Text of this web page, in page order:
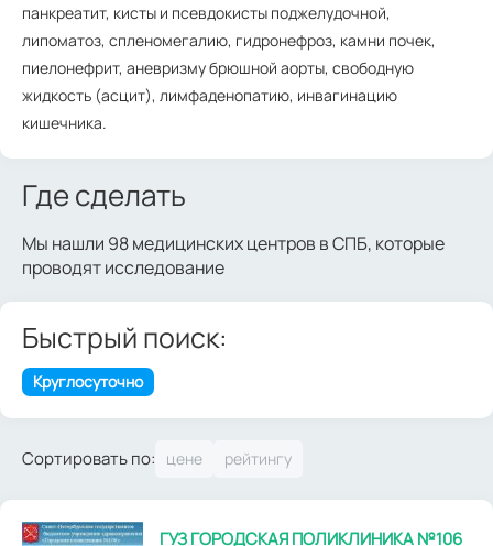
панкреатит, кисты и псевдокисты поджелудочной,
липоматоз, спленомегалию, гидронефроз, камни почек,
пиелонефрит, аневризму брюшной аорты, свободную
жидкость (асцит), лимфаденопатию, инвагинацию
кишечника.
Где сделать
Мы нашли 98 медицинских центров в СПБ, которые
проводят исследование
Быстрый поиск:
Круглосуточно
Сортировать по:
ГУЗ ГОРОДСКАЯ ПОЛИКЛИНИКА №106